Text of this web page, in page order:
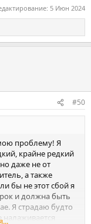
5 Июн 2024
#50
проблему! Я
крайне редкий
даже не от
а также
бы не этот сбой я
и должна быть
Я страдаю будто
налаживается